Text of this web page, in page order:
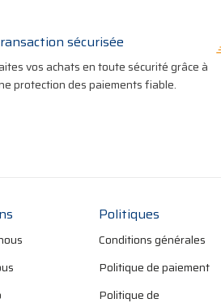
sécurisée
vos achats en toute sécurité grâce à
protection des paiements fiable.
Politiques
Conditions générales
Politique de paiement
Politique de